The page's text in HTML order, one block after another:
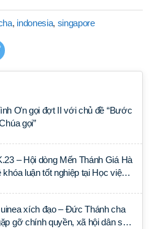
, indonesia, singapore
Ơn gọi đợt II với chủ đề “Bước
gọi”
– Hội dòng Mến Thánh Giá Hà
khóa luận tốt nghiệp tại Học viện
xích đạo – Đức Thánh cha
gỡ chính quyền, xã hội dân sự